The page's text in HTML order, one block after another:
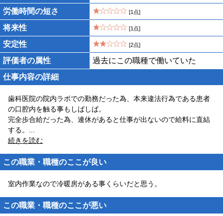
労働時間の短さ [1点]
将来性 [1点]
安定性 [2点]
評価者の属性
過去にこの職種で働いていた
仕事内容の詳細
歯科医院の院内ラボでの勤務だった為、本来違法行為である患者
の口腔内を触る事もしばしば。
完全歩合給だった為、連休があると仕事が出ないので給料に直結
する。
続きを読む
この職業・職種のここが良い
室内作業なので冷暖房がある事くらいだと思う。
この職業・職種のここが悪い